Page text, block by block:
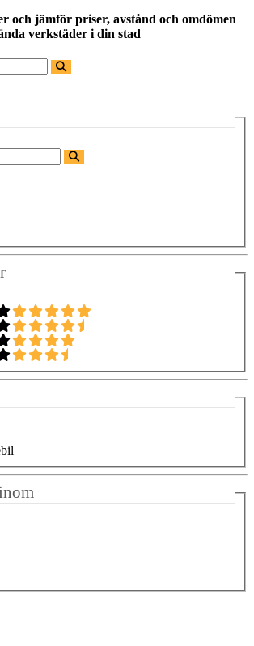
och jämför priser, avstånd och omdömen
verkstäder i din stad